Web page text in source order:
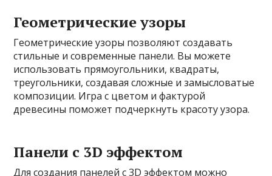
Геометрические узоры
Геометрические узоры позволяют создавать
стильные и современные панели. Вы можете
использовать прямоугольники, квадраты,
треугольники, создавая сложные и замысловатые
композиции. Игра с цветом и фактурой
древесины поможет подчеркнуть красоту узора.
Панели с 3D эффектом
Для создания панелей с 3D эффектом можно